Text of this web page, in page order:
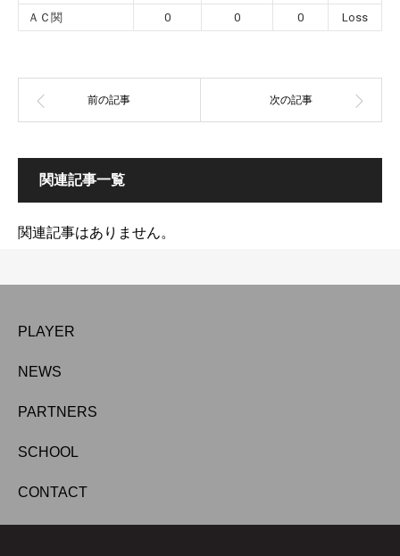
ＡＣ関
0 0 0 Loss
関連記事一覧
関連記事はありません。
PLAYER
NEWS
PARTNERS
SCHOOL
CONTACT